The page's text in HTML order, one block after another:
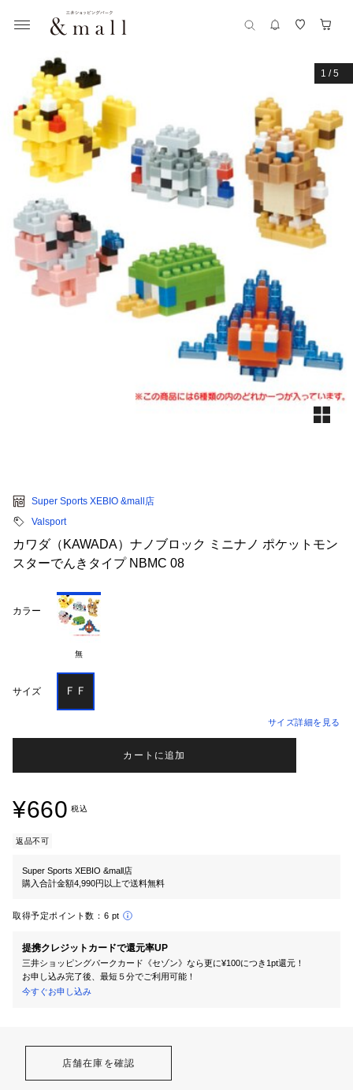
1 /5
Super Sports XEBIO &mall店
Valsport
カワダ（KAWADA）ナノブロック ミニナノ ポケットモン
スターでんきタイプ NBMC 08
カラー
無
サイズ ＦＦ
サイズ詳細を見る
カートに追加
¥660 税込
返品不可
Super Sports XEBIO &mall店
購入合計金額4,990円以上で送料無料
取得予定ポイント数： 6 pt
提携クレジットカードで還元率UP
三井ショッピングパークカード《セゾン》なら更に¥100につき1pt還元！
お申し込み完了後、最短５分でご利用可能！
今すぐお申し込み
店舗在庫を確認